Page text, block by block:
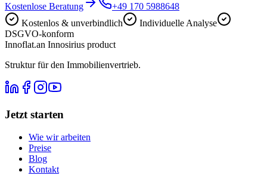
Kostenlose Beratung
+49 170 5988648
Kostenlos & unverbindlich
Individuelle Analyse
DSGVO-konform
Innoflat.an Innosirius product
Struktur für den Immobilienvertrieb.
Jetzt starten
Wie wir arbeiten
Preise
Blog
Kontakt